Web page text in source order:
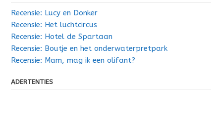
Recensie: Lucy en Donker
Recensie: Het luchtcircus
Recensie: Hotel de Spartaan
Recensie: Boutje en het onderwaterpretpark
Recensie: Mam, mag ik een olifant?
ADERTENTIES